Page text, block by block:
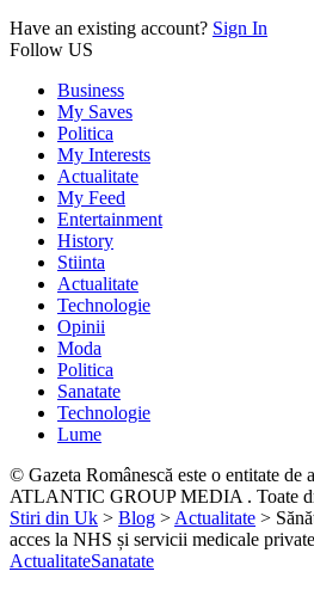
Have an existing account? Sign In
Follow US
Business
My Saves
Politica
My Interests
Actualitate
My Feed
Entertainment
History
Stiinta
Actualitate
Technologie
Opinii
Moda
Politica
Sanatate
Technologie
Lume
© Gazeta Românescă este o entitate de
ATLANTIC GROUP MEDIA . Toate
Stiri din Uk > Blog > Actualitate >
acces la NHS și servicii medicale private
ActualitateSanatate